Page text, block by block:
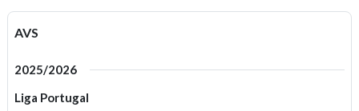
AVS
2025/2026
Liga Portugal